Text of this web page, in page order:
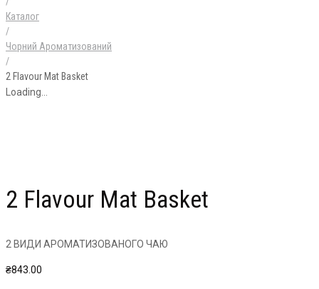
Каталог
/
Чорний Ароматизований
/
2 Flavour Mat Basket
Loading...
2 Flavour Mat Basket
2 ВИДИ АРОМАТИЗОВАНОГО ЧАЮ
₴843.00